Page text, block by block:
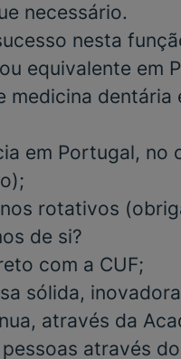
necessário.
nesta
ou equivalente em
medicina dentária
em Portugal, no
;
rotativos
de si?
com a CUF;
sólida,
através da
através